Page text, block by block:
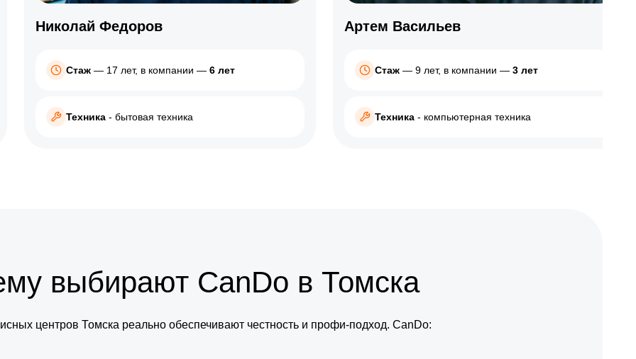
Toshiba
Kodak
МФУ
HP
Epson
Asus
BenQ
DEXP
Николай Федоров
Стаж — 17 лет, в компании — 6 лет
Техника - бытовая техника
Артем Васильев
Стаж — 9 лет, в компании — 3 лет
Техника - компьютерная техника
выбирают CanDo в Томска
центров Томска реально обеспечивают честность и профи-подход. CanDo: